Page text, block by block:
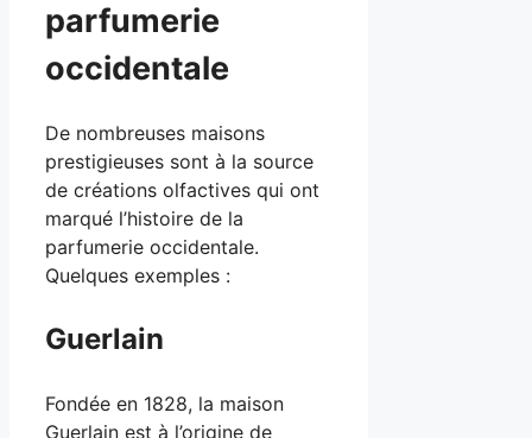
parfumerie
occidentale
De nombreuses maisons
prestigieuses sont à la source
de créations olfactives qui ont
marqué l’histoire de la
parfumerie occidentale.
Quelques exemples :
Guerlain
Fondée en 1828, la maison
Guerlain est à l’origine de